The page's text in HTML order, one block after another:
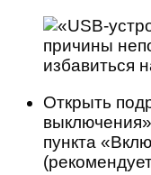
Открыть
пункта